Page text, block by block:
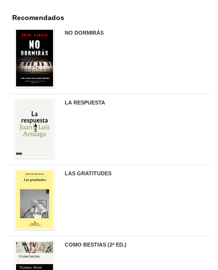
Recomendados
NO DORMIRÁS
LA RESPUESTA
LAS GRATITUDES
COMO BESTIAS (2ª ED.)